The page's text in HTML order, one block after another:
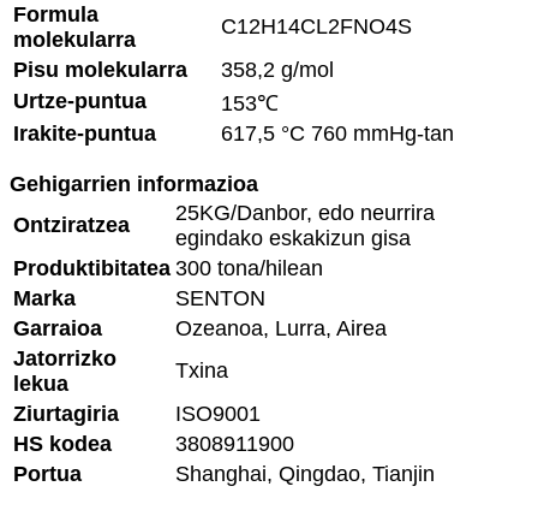
Formula
molekularra
C12H14CL2FNO4S
Pisu molekularra
358,2 g/mol
Urtze-puntua
153℃
Irakite-puntua
617,5 °C 760 mmHg-tan
Gehigarrien informazioa
Ontziratzea
25KG/Danbor, edo neurrira
egindako eskakizun gisa
Produktibitatea 300 tona/hilean
Marka
SENTON
Garraioa
Ozeanoa, Lurra, Airea
Jatorrizko
lekua
Txina
Ziurtagiria
ISO9001
HS kodea
3808911900
Portua
Shanghai, Qingdao, Tianjin